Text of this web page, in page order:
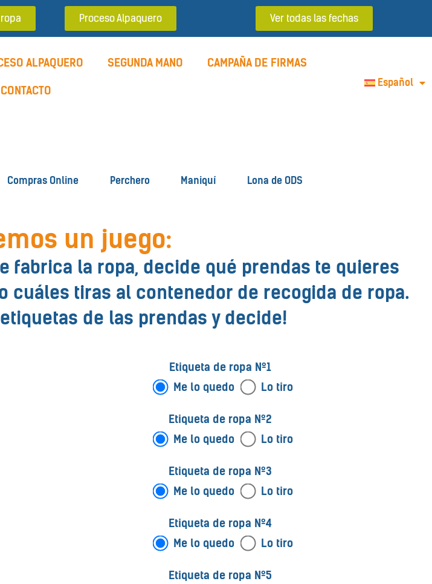
Proceso Alpaquero Ver todas las fechas
ALPAQUERO SEGUNDA MANO CAMPAÑA DE FIRMAS
CONTACTO
Español
Compras Online Perchero Maniquí Lona de ODS
un juego:
fabrica la ropa, decide qué prendas te quieres
cuáles tiras al contenedor de recogida de ropa.
de las prendas y decide!
Etiqueta de ropa Nº1
Me lo quedo
Lo tiro
Etiqueta de ropa Nº2
Me lo quedo
Lo tiro
Etiqueta de ropa Nº3
Me lo quedo
Lo tiro
Etiqueta de ropa Nº4
Me lo quedo
Lo tiro
Etiqueta de ropa Nº5